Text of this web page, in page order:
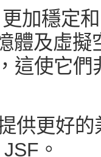
加穩定
體及虛
這使它
供更好
。